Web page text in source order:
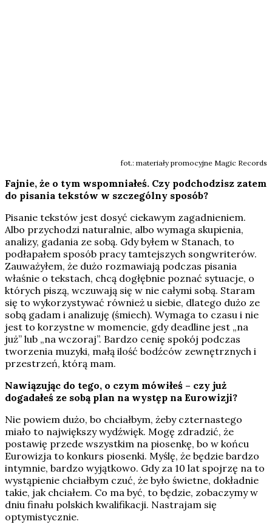
fot.: materiały promocyjne Magic Records
Fajnie, że o tym wspomniałeś. Czy podchodzisz zatem
do pisania tekstów w szczególny sposób?
Pisanie tekstów jest dosyć ciekawym zagadnieniem.
Albo przychodzi naturalnie, albo wymaga skupienia,
analizy, gadania ze sobą. Gdy byłem w Stanach, to
podłapałem sposób pracy tamtejszych songwriterów.
Zauważyłem, że dużo rozmawiają podczas pisania
właśnie o tekstach, chcą dogłębnie poznać sytuacje, o
których piszą, wczuwają się w nie całymi sobą. Staram
się to wykorzystywać również u siebie, dlatego dużo ze
sobą gadam i analizuję (śmiech). Wymaga to czasu i nie
jest to korzystne w momencie, gdy deadline jest „na
już” lub „na wczoraj”. Bardzo cenię spokój podczas
tworzenia muzyki, małą ilość bodźców zewnętrznych i
przestrzeń, którą mam.
Nawiązując do tego, o czym mówiłeś – czy już
dogadałeś ze sobą plan na występ na Eurowizji?
Nie powiem dużo, bo chciałbym, żeby czternastego
miało to największy wydźwięk. Mogę zdradzić, że
postawię przede wszystkim na piosenkę, bo w końcu
Eurowizja to konkurs piosenki. Myślę, że będzie bardzo
intymnie, bardzo wyjątkowo. Gdy za 10 lat spojrzę na to
wystąpienie chciałbym czuć, że było świetne, dokładnie
takie, jak chciałem. Co ma być, to będzie, zobaczymy w
dniu finału polskich kwalifikacji. Nastrajam się
optymistycznie.